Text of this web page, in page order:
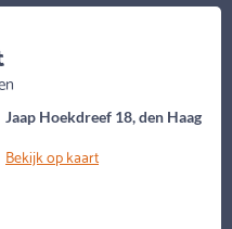
Jaap Hoekdreef 18, den Haag
Bekijk op kaart